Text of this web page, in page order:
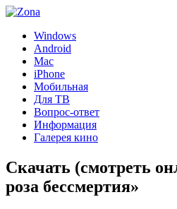
Windows
Android
Mac
iPhone
Мобильная
Для ТВ
Вопрос-ответ
Информация
Галерея кино
Скачать (смотреть
роза бессмертия»